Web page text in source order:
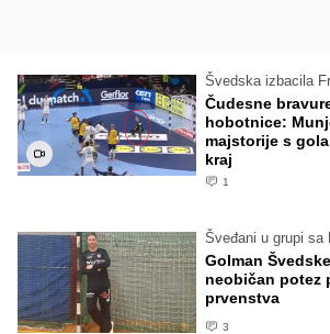
Švedska izbacila
Čudesne
hobotnice:
majstorije s
kraj
1
Šveđani u grupi sa
Golman
neobičan potez
prvenstva
3